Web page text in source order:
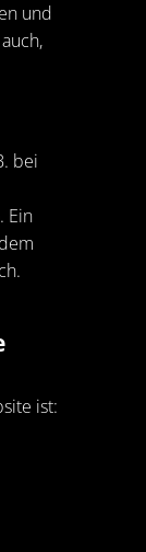
und
bei
Ein
ist: